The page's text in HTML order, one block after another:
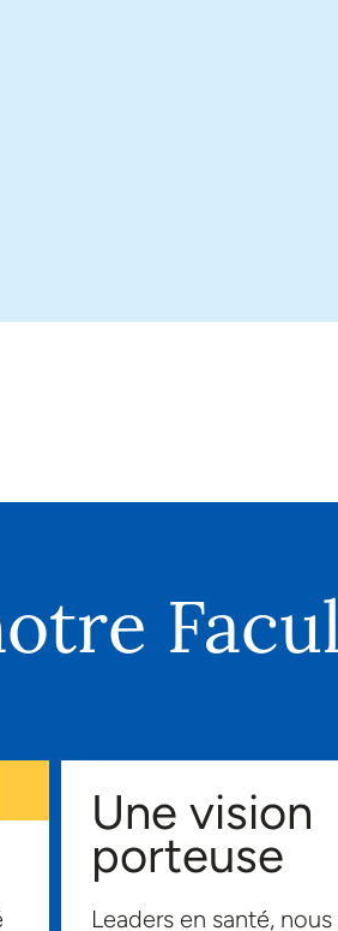
Une vision
porteuse
Leaders en santé, nous